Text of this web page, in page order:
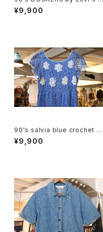
ulti-stripe and botanical S
hirt
¥9,900
90's salvia blue crochet b
abydoll Top
¥9,900